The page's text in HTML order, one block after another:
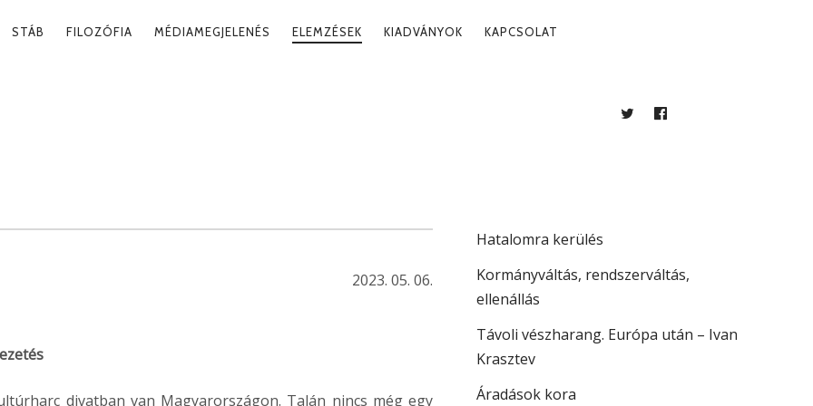
STÁB FILOZÓFIA MÉDIAMEGJELENÉS ELEMZÉSEK KIADVÁNYOK KAPCSOLAT
TWITTERFACEBOOK
2023. 05. 06.
divatban van Magyarországon. Talán nincs még egy
Hatalomra kerülés
Kormányváltás, rendszerváltás,
ellenállás
Távoli vészharang. Európa után – Ivan
Krasztev
Áradások kora